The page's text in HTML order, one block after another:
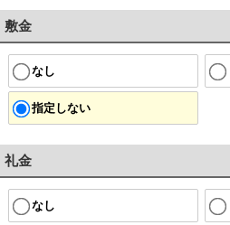
敷金
なし
指定しない
礼金
なし